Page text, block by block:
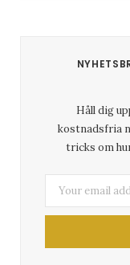
Håll dig
kostnadsfria
tricks om